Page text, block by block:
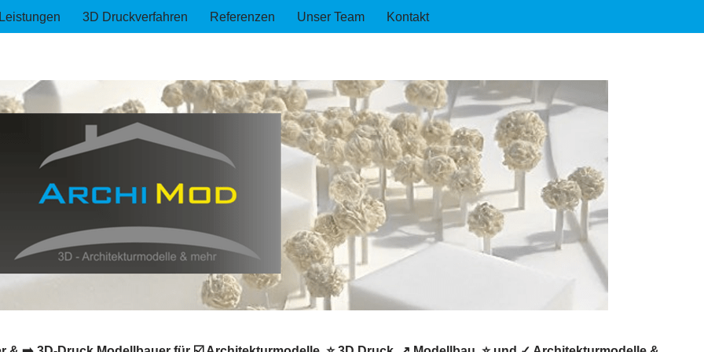
Leistungen 3D Druckverfahren Referenzen Unser Team Kontakt